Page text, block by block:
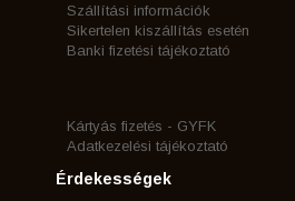
Szállítási információk
Sikertelen kiszállítás esetén
Banki fizetési tájékoztató
Kártyás fizetés - GYFK
Adatkezelési tájékoztató
Érdekességek